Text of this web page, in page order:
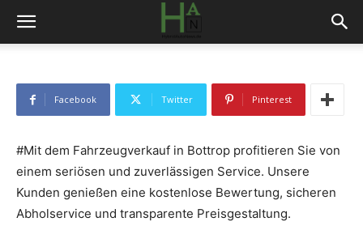
Facebook Twitter Pinterest
#Mit dem Fahrzeugverkauf in Bottrop profitieren Sie von
einem seriösen und zuverlässigen Service. Unsere
Kunden genießen eine kostenlose Bewertung, sicheren
Abholservice und transparente Preisgestaltung.